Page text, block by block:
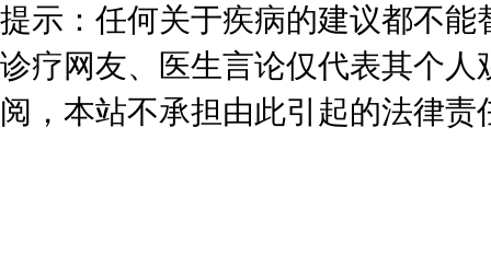
提示：任何关于疾病的建议都不
诊疗网友、医生言论仅代表其个
阅，本站不承担由此引起的法律责